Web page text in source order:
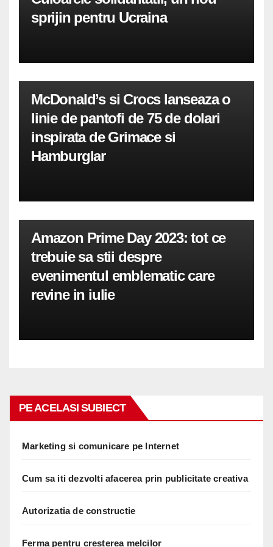
sprijin pentru Ucraina
McDonald’s si Crocs lanseaza o
linie de pantofi de 75 de dolari
inspirata de Grimace si
Hamburglar
Amazon Prime Day 2023: tot ce
trebuie sa stii despre
evenimentul emblematic care
revine in iulie
PE ACELASI SUBIECT
Marketing si comunicare pe Internet
Cum sa iti dezvolti afacerea prin publicitate creativa
Autorizatia de constructie
Ferma pentru cresterea melcilor